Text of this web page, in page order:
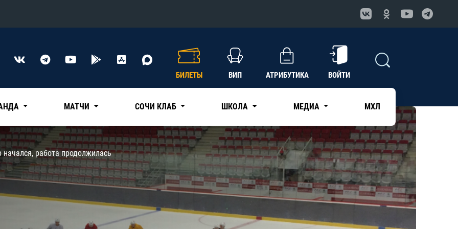
Конференция «Восток»
Нефтехимик
Трактор
Дивизион Чернышева
Авангард
БИЛЕТЫ ВИП АТРИБУТИКА ВОЙТИ
МАТЧИ СОЧИ КЛАБ ШКОЛА МЕДИА МХЛ
начался, работа продолжилась